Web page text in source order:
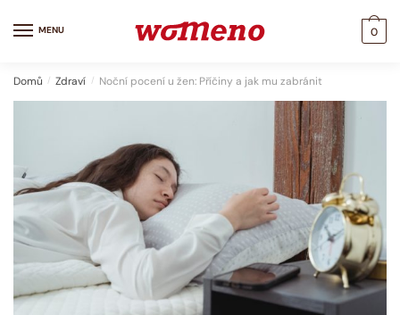
MENU 0
Domů / Zdraví / Noční pocení u žen: Příčiny a jak mu zabránit